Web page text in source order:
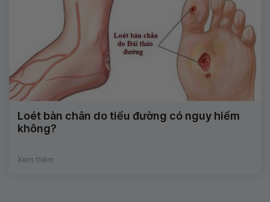
Loét bàn chân do tiểu đường có nguy hiểm
không?
Xem thêm